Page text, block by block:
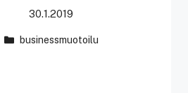
30.1.2019
businessmuotoilu